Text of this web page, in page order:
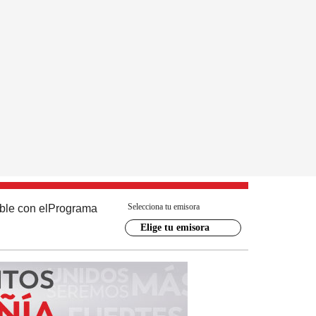
con el Programa Selecciona tu emisora
Elige tu emisora